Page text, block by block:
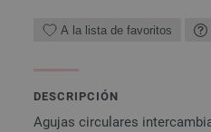
A la lista de favoritos
DESCRIPCIÓN
Agujas circulares